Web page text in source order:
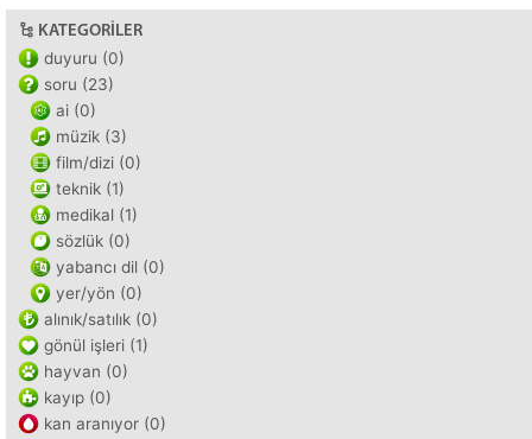
KATEGORILER
duyuru (0)
soru (23)
ai (0)
müzik (3)
film/dizi (0)
teknik (1)
medikal (1)
sözlük (0)
yabancı dil (0)
yer/yön (0)
alınık/satılık (0)
gönül işleri (1)
hayvan (0)
kayıp (0)
kan aranıyor (0)